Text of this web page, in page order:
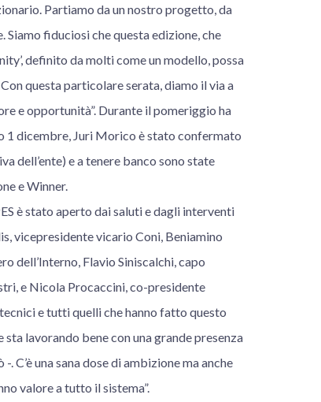
Partiamo da un nostro progetto, da
fiduciosi che questa edizione, che
definito da molti come un modello, possa
questa particolare serata, diamo il via a
e opportunità”. Durante il pomeriggio ha
1 dicembre, Juri Morico è stato confermato
dell’ente) e a tenere banco sono state
e Winner.
è stato aperto dai saluti e dagli interventi
vicepresidente vicario Coni, Beniamino
dell’Interno, Flavio Siniscalchi, capo
e Nicola Procaccini, co-presidente
e tutti quelli che hanno fatto questo
lavorando bene con una grande presenza
una sana dose di ambizione ma anche
valore a tutto il sistema”.